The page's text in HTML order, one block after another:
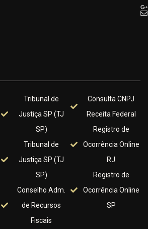
Tribunal de
Justiça SP (TJ
SP)
Tribunal de
Justiça SP (TJ
SP)
Conselho Adm.
de Recursos
Fiscais
Consulta CNPJ
Receita Federal
Registro de
Ocorrência Online
RJ
Registro de
Ocorrência Online
SP